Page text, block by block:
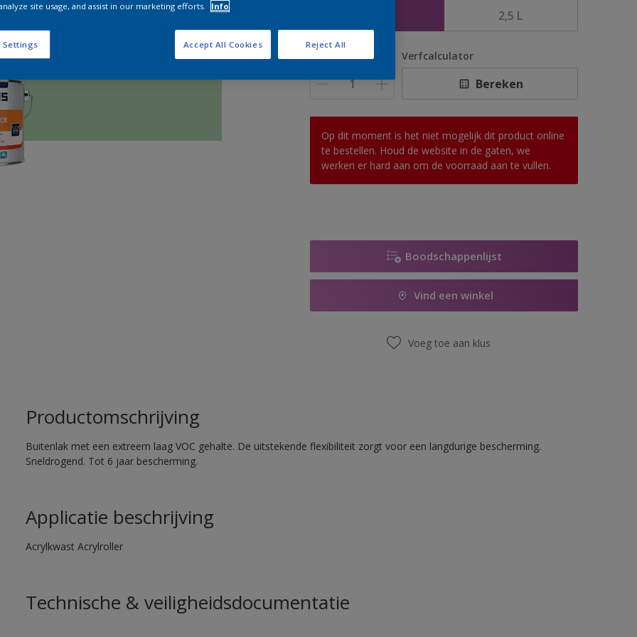
2,5 L
Aantal Verfcalculator
Bereken
Op dit moment is het niet mogelijk dit product online
te bestellen. Houd de website in de gaten, we
werken er hard aan om de voorraad aan te vullen.
Boodschappenlijst
Vind een winkel
Voeg toe aan klus
Productomschrijving
Buitenlak met een extreem laag VOC gehalte. De uitstekende flexibiliteit zorgt voor een langdurige bescherming.
Sneldrogend. Tot 6 jaar bescherming.
Applicatie beschrijving
Acrylkwast Acrylroller
Technische & veiligheidsdocumentatie
site usage, and assist in our marketing efforts. Info
Settings Reject All
Accept All Cookies